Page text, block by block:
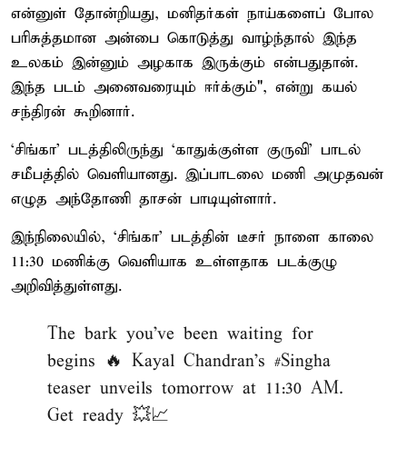
என்னுள் தோன்றியது, மனிதர்கள் நாய்களைப் போல
பரிசுத்தமான அன்பை கொடுத்து வாழ்ந்தால் இந்த
உலகம் இன்னும் அழகாக இருக்கும் என்பதுதான்.
இந்த படம் அனைவரையும் ஈர்க்கும்", என்று கயல்
சந்திரன் கூறினார்.
‘சிங்கா’ படத்திலிருந்து ‘காதுக்குள்ள குருவி’ பாடல்
சமீபத்தில் வெளியானது. இப்பாடலை மணி அமுதவன்
எழுத அந்தோணி தாசன் பாடியுள்ளார்.
இந்நிலையில், ‘சிங்கா’ படத்தின் டீசர் நாளை காலை
11:30 மணிக்கு வெளியாக உள்ளதாக படக்குழு
அறிவித்துள்ளது.
The bark you’ve been waiting for
begins 🔥 Kayal Chandran's #Singha
teaser unveils tomorrow at 11:30 AM.
Get ready 💥📈